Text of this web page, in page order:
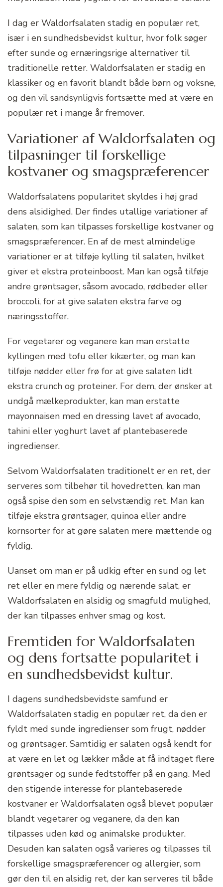
I dag er Waldorfsalaten stadig en populær ret,
især i en sundhedsbevidst kultur, hvor folk søger
efter sunde og ernæringsrige alternativer til
traditionelle retter. Waldorfsalaten er stadig en
klassiker og en favorit blandt både børn og voksne,
og den vil sandsynligvis fortsætte med at være en
populær ret i mange år fremover.
Variationer af Waldorfsalaten og
tilpasninger til forskellige
kostvaner og smagspræferencer
Waldorfsalatens popularitet skyldes i høj grad
dens alsidighed. Der findes utallige variationer af
salaten, som kan tilpasses forskellige kostvaner og
smagspræferencer. En af de mest almindelige
variationer er at tilføje kylling til salaten, hvilket
giver et ekstra proteinboost. Man kan også tilføje
andre grøntsager, såsom avocado, rødbeder eller
broccoli, for at give salaten ekstra farve og
næringsstoffer.
For vegetarer og veganere kan man erstatte
kyllingen med tofu eller kikærter, og man kan
tilføje nødder eller frø for at give salaten lidt
ekstra crunch og proteiner. For dem, der ønsker at
undgå mælkeprodukter, kan man erstatte
mayonnaisen med en dressing lavet af avocado,
tahini eller yoghurt lavet af plantebaserede
ingredienser.
Selvom Waldorfsalaten traditionelt er en ret, der
serveres som tilbehør til hovedretten, kan man
også spise den som en selvstændig ret. Man kan
tilføje ekstra grøntsager, quinoa eller andre
kornsorter for at gøre salaten mere mættende og
fyldig.
Uanset om man er på udkig efter en sund og let
ret eller en mere fyldig og nærende salat, er
Waldorfsalaten en alsidig og smagfuld mulighed,
der kan tilpasses enhver smag og kost.
Fremtiden for Waldorfsalaten
og dens fortsatte popularitet i
en sundhedsbevidst kultur.
I dagens sundhedsbevidste samfund er
Waldorfsalaten stadig en populær ret, da den er
fyldt med sunde ingredienser som frugt, nødder
og grøntsager. Samtidig er salaten også kendt for
at være en let og lækker måde at få indtaget flere
grøntsager og sunde fedtstoffer på en gang. Med
den stigende interesse for plantebaserede
kostvaner er Waldorfsalaten også blevet populær
blandt vegetarer og veganere, da den kan
tilpasses uden kød og animalske produkter.
Desuden kan salaten også varieres og tilpasses til
forskellige smagspræferencer og allergier, som
gør den til en alsidig ret, der kan serveres til både